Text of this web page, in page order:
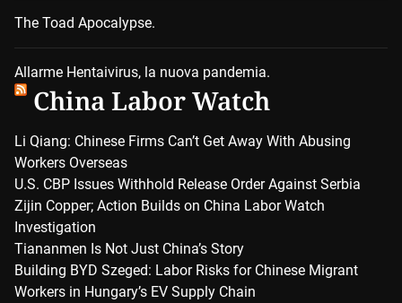
The Toad Apocalypse.
Allarme Hentaivirus, la nuova pandemia.
China Labor Watch
Li Qiang: Chinese Firms Can’t Get Away With Abusing
Workers Overseas
U.S. CBP Issues Withhold Release Order Against Serbia
Zijin Copper; Action Builds on China Labor Watch
Investigation
Tiananmen Is Not Just China’s Story
Building BYD Szeged: Labor Risks for Chinese Migrant
Workers in Hungary’s EV Supply Chain